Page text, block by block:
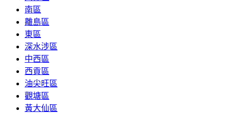
南區
離島區
東區
深水涉區
中西區
西貢區
油尖旺區
觀塘區
黃大仙區